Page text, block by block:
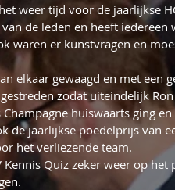
weer tijd voor de jaarlijkse
de leden en heeft iedereen
waren er kunstvragen en
elkaar gewaagd en met een
zodat uiteindelijk Ron
huiswaarts ging
de jaarlijkse poedelprijs van
het verliezende team.
Quiz zeker weer op het